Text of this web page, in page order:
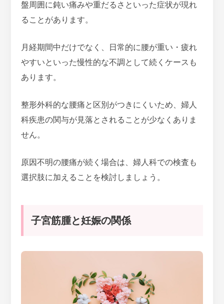
盤周囲に鈍い痛みや重だるさといった症状が現れ
ることがあります。
月経期間中だけでなく、
日常的に腰が重い・疲れ
やすいといった慢性的な不調として続くケース も
あります。
整形外科的な腰痛と区別がつきにくいため、婦人
科疾患の関与が見落とされることが少なくありま
せん。
原因不明の腰痛が続く場合は、婦人科での検査も
選択肢に加えることを検討しましょう。
子宮筋腫と妊娠の関係